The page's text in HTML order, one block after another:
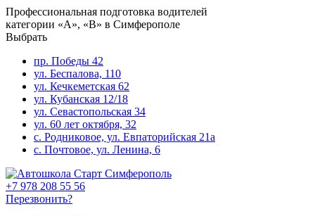
Профессиональная подготовка водителей
категории «A», «В» в Симферополе
Выбрать
пр. Победы 42
ул. Беспалова, 110
ул. Кечкеметская 62
ул. Кубанская 12/18
ул. Севастопольская 34
ул. 60 лет октября, 32
с. Родниковое, ул. Евпаторийская 21а
с. Почтовое, ул. Ленина, 6
+7 978 208 55 56
Перезвонить?